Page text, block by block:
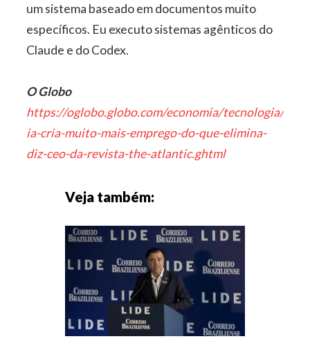
um sistema baseado em documentos muito
específicos. Eu executo sistemas agênticos do
Claude e do Codex.
O Globo
https://oglobo.globo.com/economia/tecnologia/
ia-cria-muito-mais-emprego-do-que-elimina-
diz-ceo-da-revista-the-atlantic.ghtml
Veja também: